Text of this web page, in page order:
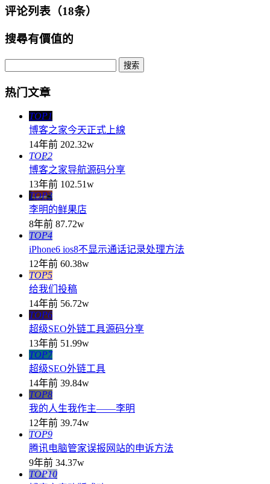
评论列表（18条）
搜尋有價值的
热门文章
TOP1
博客之家今天正式上線
14年前 202.32w
TOP2
博客之家导航源码分享
13年前 102.51w
TOP3
李明的鲜果店
8年前 87.72w
TOP4
iPhone6 ios8不显示通话记录处理方法
12年前 60.38w
TOP5
给我们投稿
14年前 56.72w
TOP6
超级SEO外链工具源码分享
13年前 51.99w
TOP7
超级SEO外链工具
14年前 39.84w
TOP8
我的人生我作主——李明
12年前 39.74w
TOP9
腾讯电脑管家误报网站的申诉方法
9年前 34.37w
TOP10